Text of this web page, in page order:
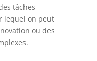
grâce
Röhm
tâches
lequel on peut
ou des